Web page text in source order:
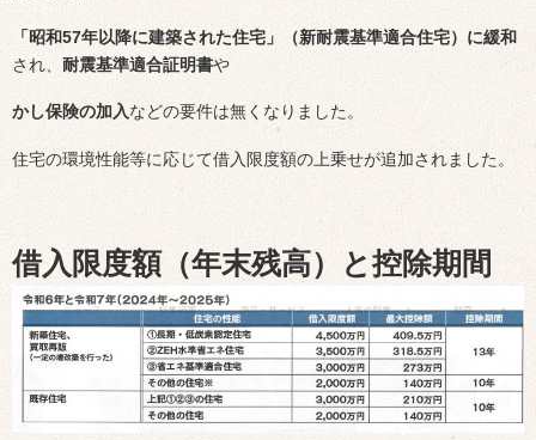
「昭和57年以降に建築された住宅」（新耐震基準適合住宅）に緩和
され、 耐震基準適合証明書や
かし保険の加入などの要件は無くなりました。
住宅の環境性能等に応じて借入限度額の上乗せが追加されました。
借入限度額（年末残高）と控除期間